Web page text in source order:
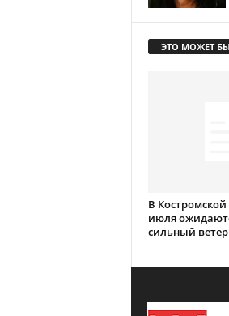
ЭТО МОЖЕТ
В Костромской
июля
сильный ветер